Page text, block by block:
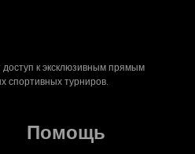
к эксклюзивным прямым
спортивных турниров.
Помощь